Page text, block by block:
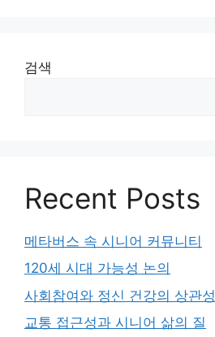
검색
Recent Posts
메타버스 속 시니어 커뮤니티
120세 시대 가능성 논의
사회참여와 정신 건강의 상관성
교통 접근성과 시니어 삶의 질